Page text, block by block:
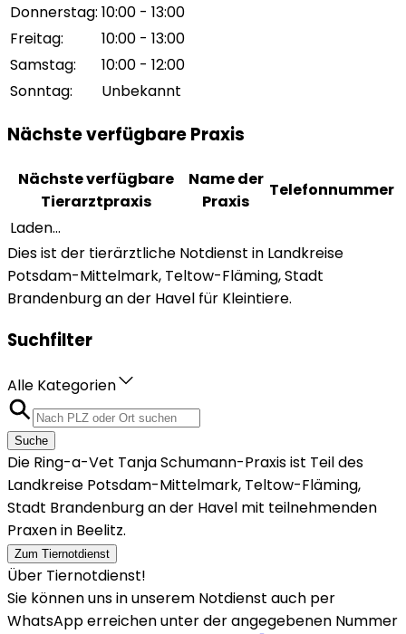
Donnerstag: 10:00 - 13:00
Freitag:
10:00 - 13:00
Samstag:
10:00 - 12:00
Sonntag: Unbekannt
Nächste verfügbare Praxis
Nächste verfügbare
Tierarztpraxis
Name der
Praxis
Telefonnummer
Laden...
Dies ist der tierärztliche Notdienst in Landkreise
Potsdam-Mittelmark, Teltow-Fläming, Stadt
Brandenburg an der Havel für Kleintiere.
Suchfilter
Alle Kategorien
Suche
Die Ring-a-Vet Tanja Schumann-Praxis ist Teil des
Landkreise Potsdam-Mittelmark, Teltow-Fläming,
Stadt Brandenburg an der Havel mit teilnehmenden
Praxen in Beelitz.
Zum Tiernotdienst
Über Tiernotdienst!
Sie können uns in unserem Notdienst auch per
WhatsApp erreichen unter der angegebenen Nummer